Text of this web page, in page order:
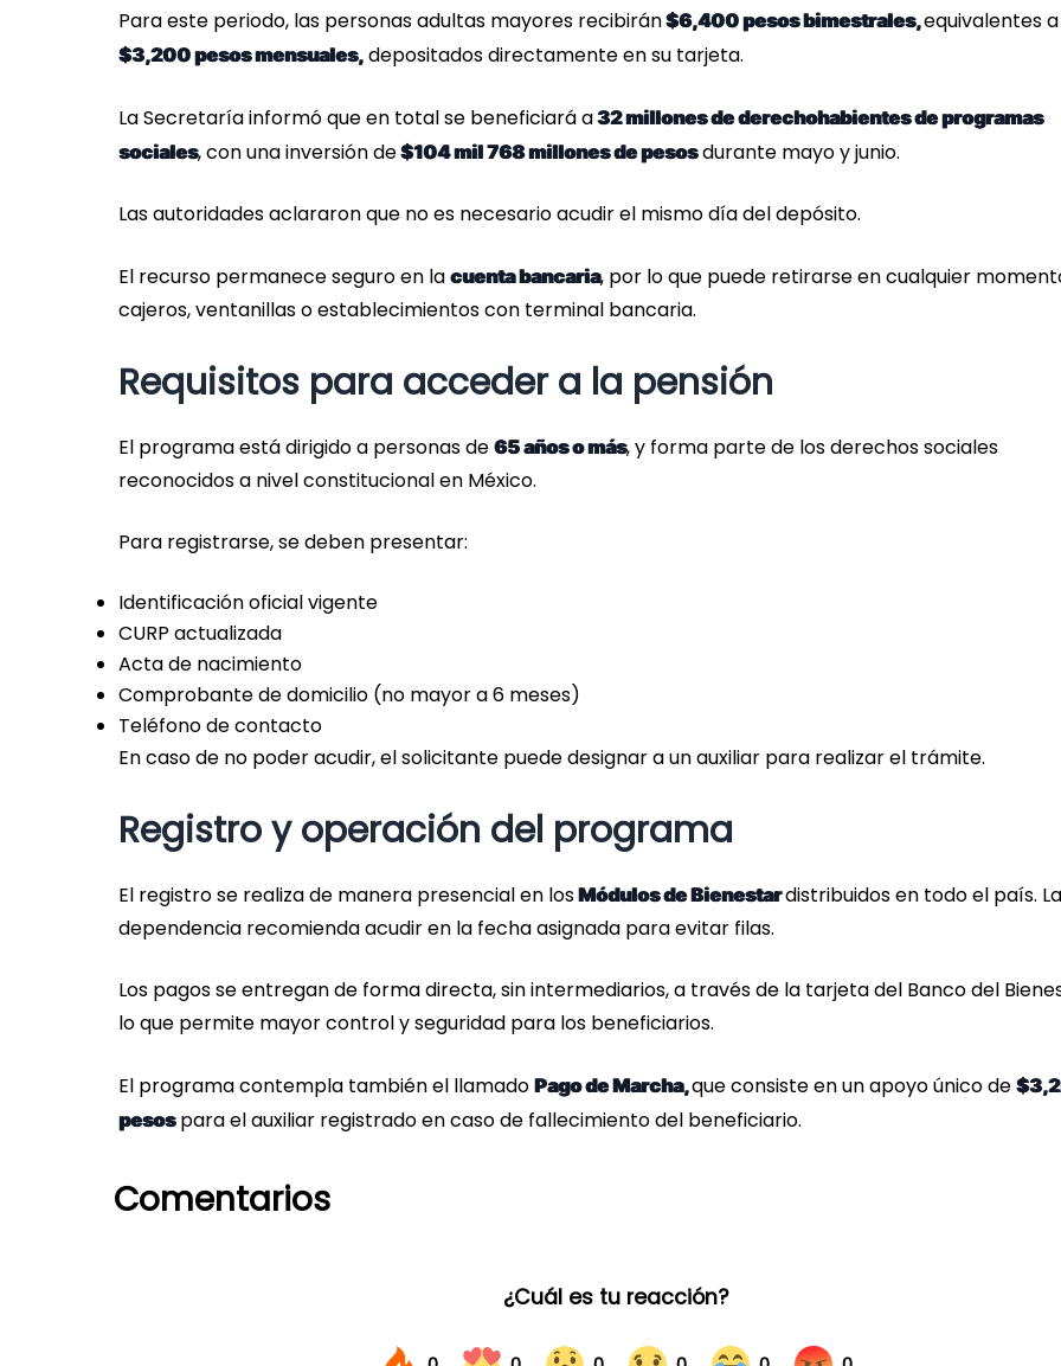
Para este periodo, las personas adultas mayores recibirán$6,400 pesos bimestrales,equivalentes a
$3,200 pesos mensuales, depositados directamente en su tarjeta.
La Secretaría informó que en total se beneficiará a32 millones de derechohabientes de programas
sociales, con una inversión de$104 mil 768 millones de pesosdurante mayo y junio.
Las autoridades aclararon que no es necesario acudir el mismo día del depósito.
El recurso permanece seguro en la cuenta bancaria, por lo que puede retirarse en cualquier
cajeros, ventanillas o establecimientos con terminal bancaria.
Requisitos para acceder a la pensión
El programa está dirigido a personas de 65 años o más, y forma parte de los derechos sociales
reconocidos a nivel constitucional en México.
Para registrarse, se deben presentar:
Identificación oficial vigente
CURP actualizada
Acta de nacimiento
Comprobante de domicilio (no mayor a 6 meses)
Teléfono de contacto
En caso de no poder acudir, el solicitante puede designar a un auxiliar para realizar el trámite.
Registro y operación del programa
El registro se realiza de manera presencial en losMódulos de Bienestardistribuidos en todo el país. La
dependencia recomienda acudir en la fecha asignada para evitar filas.
Los pagos se entregan de forma directa, sin intermediarios, a través de la tarjeta del Banco del
lo que permite mayor control y seguridad para los beneficiarios.
El programa contempla también el llamado Pago de Marcha,que consiste en un apoyo único de
pesospara el auxiliar registrado en caso de fallecimiento del beneficiario.
Comentarios